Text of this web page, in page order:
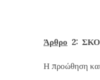
Άρθρο 2:
Η προώθηση και